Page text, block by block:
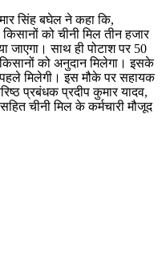
सिंह बघेल ने कहा कि,
को चीनी मिल तीन हजार
जाएगा। साथ ही पोटाश पर 50
को अनुदान मिलेगा। इसके
पहले मिलेगी। इस मौके पर सहायक
प्रबंधक प्रदीप कुमार यादव,
चीनी मिल के कर्मचारी मौजूद